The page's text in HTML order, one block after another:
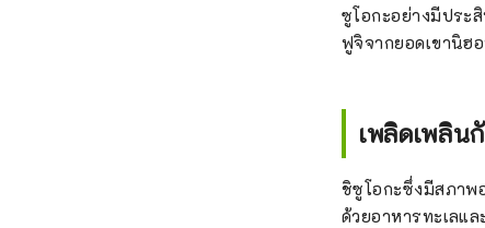
ซูโอกะอย่างมีประ
ฟูจิจากยอดเขานิฮ
เพลิดเพลิน
ชิซูโอกะซึ่งมีสภาพ
ด้วยอาหารทะเลแ